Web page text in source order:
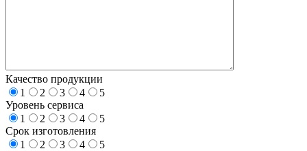
Качество продукции
1
2 3 4
5
Уровень сервиса
1
2 3 4
5
Срок изготовления
1
2 3 4
5